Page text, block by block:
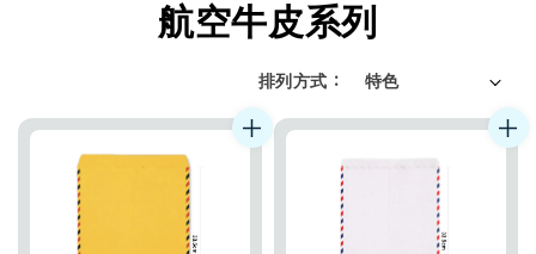
航空牛皮系列
排列方式 :